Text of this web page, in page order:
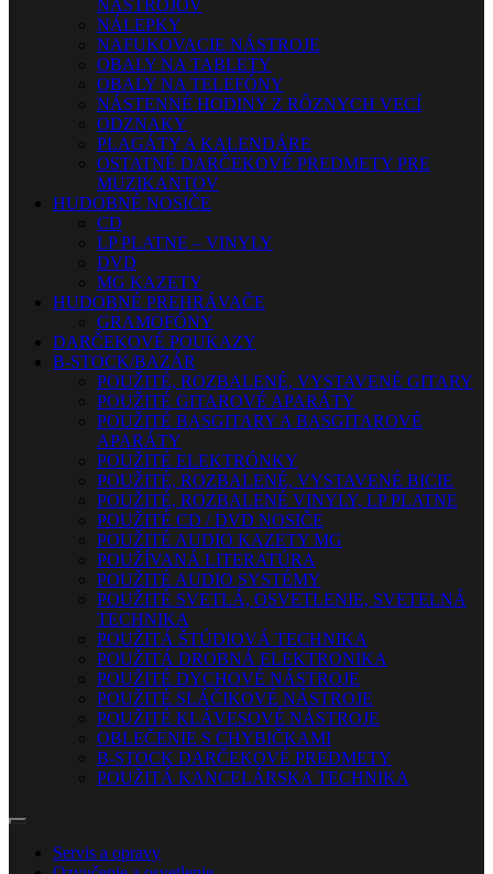
NÁSTROJOV
NÁLEPKY
NAFUKOVACIE NÁSTROJE
OBALY NA TABLETY
OBALY NA TELEFÓNY
NÁSTENNÉ HODINY Z RÔZNYCH VECÍ
ODZNAKY
PLAGÁTY A KALENDÁRE
OSTATNÉ DARČEKOVÉ PREDMETY PRE
MUZIKANTOV
HUDOBNÉ NOSIČE
CD
LP PLATNE – VINYLY
DVD
MG KAZETY
HUDOBNÉ PREHRÁVAČE
GRAMOFÓNY
DARČEKOVÉ POUKAZY
B-STOCK/BAZÁR
POUŽITÉ, ROZBALENÉ, VYSTAVENÉ GITARY
POUŽITÉ GITAROVÉ APARÁTY
POUŽITÉ BASGITARY A BASGITAROVÉ
APARÁTY
POUŽITÉ ELEKTRÓNKY
POUŽITÉ, ROZBALENÉ, VYSTAVENÉ BICIE
POUŽITÉ, ROZBALENÉ VINYLY, LP PLATNE
POUŽITÉ CD / DVD NOSIČE
POUŽITÉ AUDIO KAZETY MG
POUŽÍVANÁ LITERATÚRA
POUŽITÉ AUDIO SYSTÉMY
POUŽITÉ SVETLÁ, OSVETLENIE, SVETELNÁ
TECHNIKA
POUŽITÁ ŠTÚDIOVÁ TECHNIKA
POUŽITÁ DROBNÁ ELEKTRONIKA
POUŽITÉ DYCHOVÉ NÁSTROJE
POUŽITÉ SLÁČIKOVÉ NÁSTROJE
POUŽITÉ KLÁVESOVÉ NÁSTROJE
OBLEČENIE S CHYBIČKAMI
B-STOCK DARČEKOVÉ PREDMETY
POUŽITÁ KANCELÁRSKA TECHNIKA
Servis a opravy